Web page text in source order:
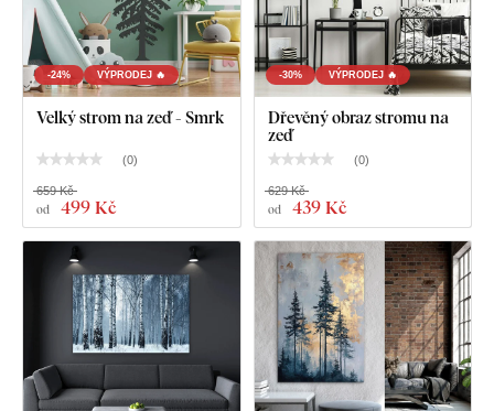
-24% VÝPRODEJ 🔥
Velký strom na zeď - Smrk
(0)
od 499 Kč
659 Kč
-30% VÝPRODEJ 🔥
Dřevěný obraz stromu na
zeď
(0)
od 439 Kč
629 Kč